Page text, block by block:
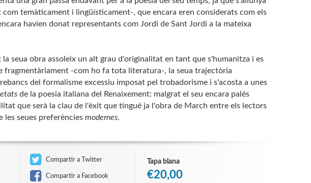
temàticament i lingüísticament-, que encara eren considerats com els
havien donat representants com Jordi de Sant Jordi a la mateixa
seua obra assoleix un alt grau d'originalitat en tant que s'humanitza i es
fragmentàriament -com ho fa tota literatura-, la seua trajectòria
del formalisme excessiu imposat pel trobadorisme i s'acosta a unes
de la poesia italiana del Renaixement: malgrat el seu encara palés
que serà la clau de l'èxit que tingué ja l'obra de March entre els lectors
les seues preferènciesmodernes.
Compartir a Twitter
Compartir a Facebook
Tapa blana
€20,00